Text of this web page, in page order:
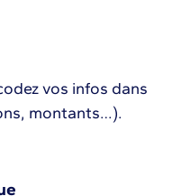
vos infos dans
montants…).